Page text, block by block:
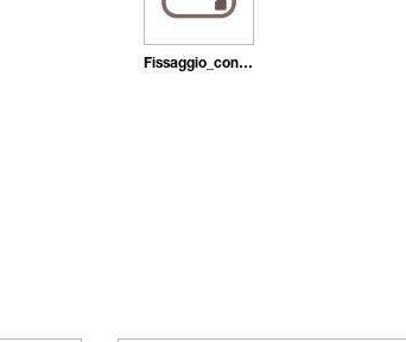
Fissaggio_con_tasselli